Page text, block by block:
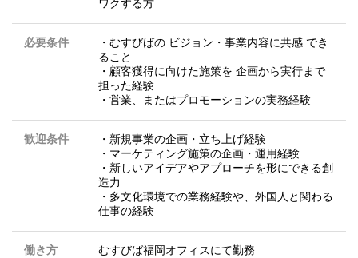
ワクする方
必要条件
・むすびばの ビジョン・事業内容に共感 でき
ること
・顧客獲得に向けた施策を 企画から実行まで
担った経験
・営業、またはプロモーションの実務経験
歓迎条件
・新規事業の企画・立ち上げ経験
・マーケティング施策の企画・運用経験
・新しいアイデアやアプローチを形にできる創
造力
・多文化環境での業務経験や、外国人と関わる
仕事の経験
働き方 むすびば福岡オフィスにて勤務